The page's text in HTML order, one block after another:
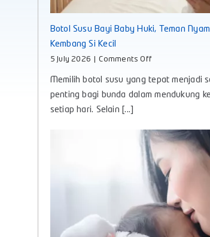
Botol Susu Bayi Baby Huki, Teman
Kembang Si Kecil
5 July 2026 Comments Offon
Susu
Bayi
Nyaman
untuk
Tumbuh
Kembang
Si
Kecil
Memilih botol susu yang tepat menjadi
penting bagi bunda dalam mendukung
setiap hari. Selain [...]